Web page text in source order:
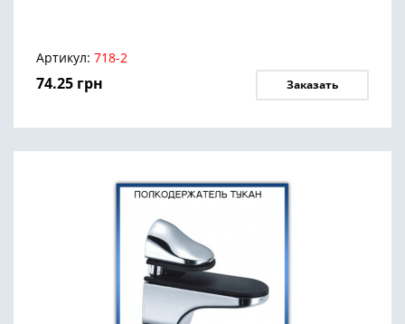
Артикул: 718-2
74.25 грн Заказать